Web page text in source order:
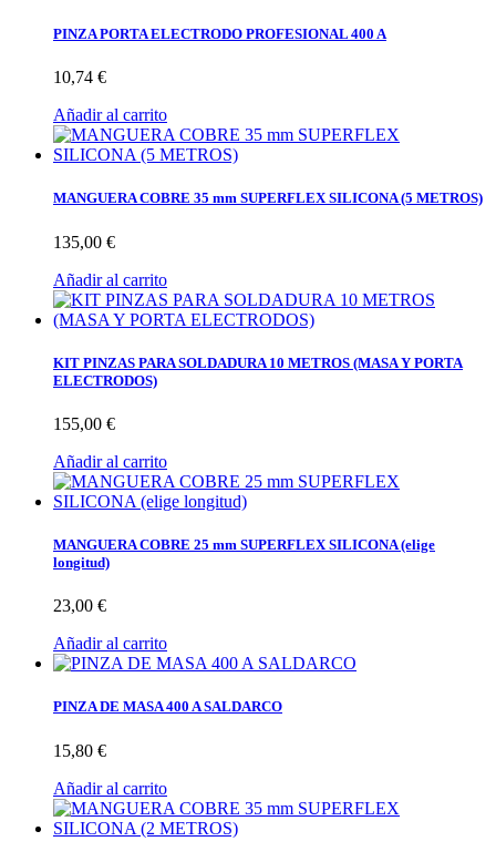
PINZA PORTA ELECTRODO PROFESIONAL 400 A
10,74 €
Añadir al carrito
MANGUERA COBRE 35 mm SUPERFLEX SILICONA (5 METROS)
135,00 €
Añadir al carrito
KIT PINZAS PARA SOLDADURA 10 METROS (MASA Y PORTA
ELECTRODOS)
155,00 €
Añadir al carrito
MANGUERA COBRE 25 mm SUPERFLEX SILICONA (elige
longitud)
23,00 €
Añadir al carrito
PINZA DE MASA 400 A SALDARCO
15,80 €
Añadir al carrito